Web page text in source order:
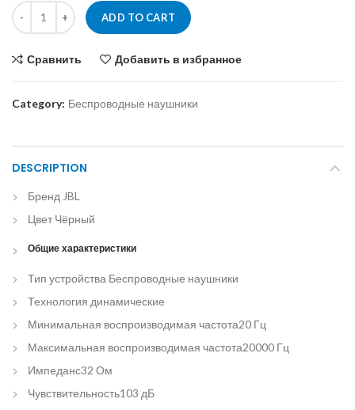
Беспроводные наушники JBL Tune 520BT quantity
ADD TO CART
Сравнить Добавить в избранное
Category: Беспроводные наушники
DESCRIPTION
Бренд JBL
Цвет Чёрный
Общие характеристики
Тип устройства Беспроводные наушники
Технология динамические
Минимальная воспроизводимая частота20 Гц
Максимальная воспроизводимая частота20000 Гц
Импеданс32 Ом
Чувствительность103 дБ